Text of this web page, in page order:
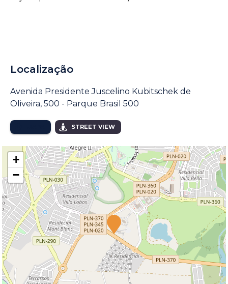
Localização
Avenida Presidente Juscelino Kubitschek de
Oliveira, 500 - Parque Brasil 500
STREET VIEW
+
−